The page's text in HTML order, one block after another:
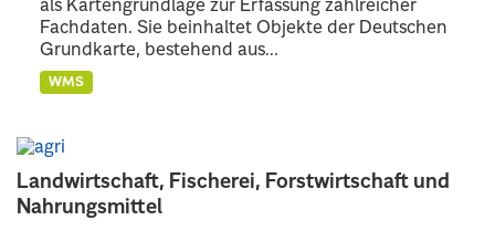
Landwirtschaft, Fischerei, Forstwirtschaft und
Nahrungsmittel
als Kartengrundlage zur Erfassung zahlreicher
Fachdaten. Sie beinhaltet Objekte der Deutschen
Grundkarte, bestehend aus...
WMS